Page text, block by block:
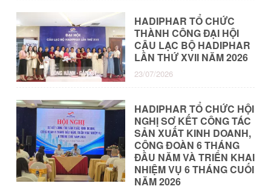
HADIPHAR TỔ CHỨC
THÀNH CÔNG ĐẠI HỘI
CÂU LẠC BỘ HADIPHAR
LẦN THỨ XVII NĂM 2026
23/07/2026
HADIPHAR TỔ CHỨC HỘI
NGHỊ SƠ KẾT CÔNG TÁC
SẢN XUẤT KINH DOANH,
CÔNG ĐOÀN 6 THÁNG
ĐẦU NĂM VÀ TRIỂN KHAI
NHIỆM VỤ 6 THÁNG CUỐI
NĂM 2026